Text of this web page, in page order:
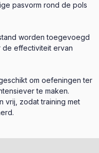
pasvorm rond de pols
worden toegevoegd
effectiviteit ervan
om oefeningen ter
te maken.
vrij, zodat training met